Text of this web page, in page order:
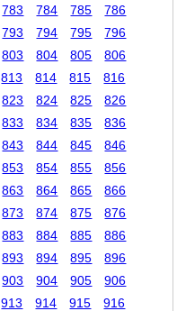
783 784 785
786
793 794 795
796
803 804 805
806
813 814 815
816
823 824 825
826
833 834 835
836
843 844 845
846
853 854 855
856
863 864 865
866
873 874 875
876
883 884 885
886
893 894 895
896
903 904 905
906
913 914 915
916